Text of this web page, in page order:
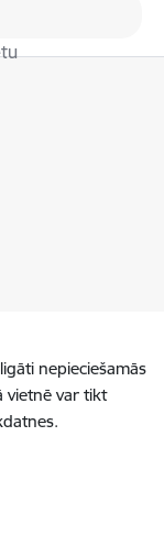
nepieciešamās
vietnē var tikt